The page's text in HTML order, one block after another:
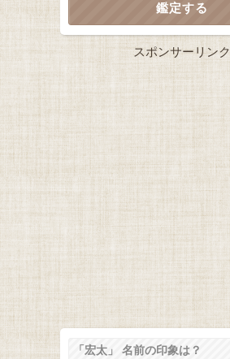
スポンサーリンク
「宏太」 名前の印象は？